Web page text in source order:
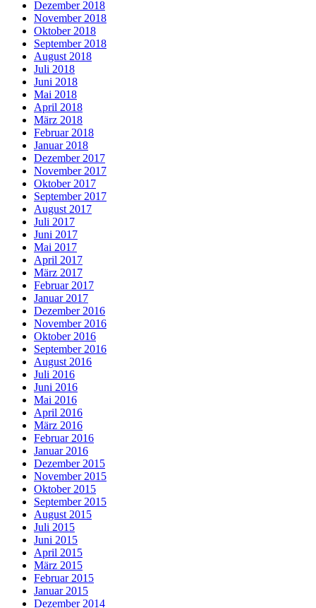
Dezember 2018
November 2018
Oktober 2018
September 2018
August 2018
Juli 2018
Juni 2018
Mai 2018
April 2018
März 2018
Februar 2018
Januar 2018
Dezember 2017
November 2017
Oktober 2017
September 2017
August 2017
Juli 2017
Juni 2017
Mai 2017
April 2017
März 2017
Februar 2017
Januar 2017
Dezember 2016
November 2016
Oktober 2016
September 2016
August 2016
Juli 2016
Juni 2016
Mai 2016
April 2016
März 2016
Februar 2016
Januar 2016
Dezember 2015
November 2015
Oktober 2015
September 2015
August 2015
Juli 2015
Juni 2015
April 2015
März 2015
Februar 2015
Januar 2015
Dezember 2014